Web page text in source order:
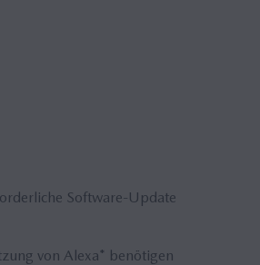
Software-Update
von Alexa* benötigen